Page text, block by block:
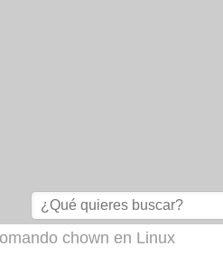
chown en Linux